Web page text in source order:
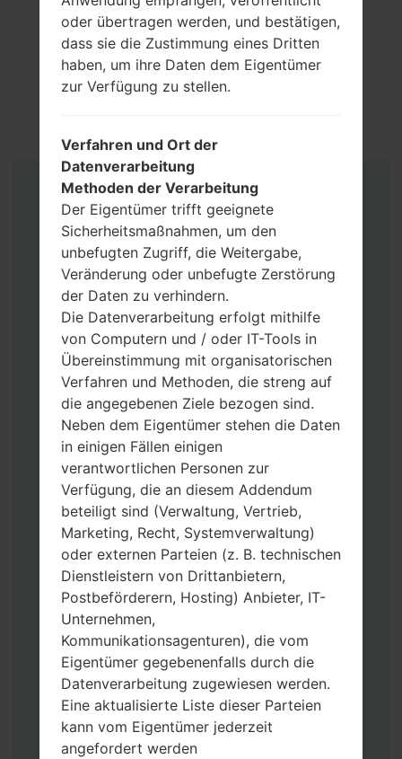
Anleitung
Laden Sie auf Ihren PC:Odin 3neueste
Version herunter.
Dann laden Sie die Firmware-Datei
herunter und entpacken Sie sie.
Sie brauchen 1(wählen Sie hier 1 Firmware-
Datei aus) oder 5 (wählen Sie 5 Firmware-
Dateien aus) Firmware-Dateien:
AP: „System & Recovery“
CP: „Modem & Radio“
CSC_***: „Country & Region & Operator“
HOME_CSC_***: „Country & Region &
Operator“
Fügen Sie dem Programm Odin 3 alle
oder übertragen werden, und bestätigen,
dass sie die Zustimmung eines Dritten
haben, um ihre Daten dem Eigentümer
zur Verfügung zu stellen.
Verfahren und Ort der
Datenverarbeitung
Methoden der Verarbeitung
Der Eigentümer trifft geeignete
Sicherheitsmaßnahmen, um den
unbefugten Zugriff, die Weitergabe,
Veränderung oder unbefugte Zerstörung
der Daten zu verhindern.
Die Datenverarbeitung erfolgt mithilfe
von Computern und / oder IT-Tools in
Übereinstimmung mit organisatorischen
Verfahren und Methoden, die streng auf
die angegebenen Ziele bezogen sind.
Neben dem Eigentümer stehen die Daten
in einigen Fällen einigen
verantwortlichen Personen zur
Verfügung, die an diesem Addendum
beteiligt sind (Verwaltung, Vertrieb,
Marketing, Recht, Systemverwaltung)
oder externen Parteien (z. B. technischen
Dienstleistern von Drittanbietern,
Postbeförderern, Hosting) Anbieter, IT-
Unternehmen,
Kommunikationsagenturen), die vom
Eigentümer gegebenenfalls durch die
Datenverarbeitung zugewiesen werden.
Eine aktualisierte Liste dieser Parteien
kann vom Eigentümer jederzeit
angefordert werden